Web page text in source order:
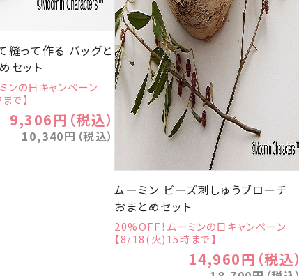
縫って作る バッグと
セット
ンの日キャンペーン
で】
9,306円（税込）
10,340円（税込）
ムーミン ビーズ刺しゅうブローチ
おまとめセット
20%OFF！ムーミンの日キャンペーン
【8/18(火)15時まで】
14,960円（税込）